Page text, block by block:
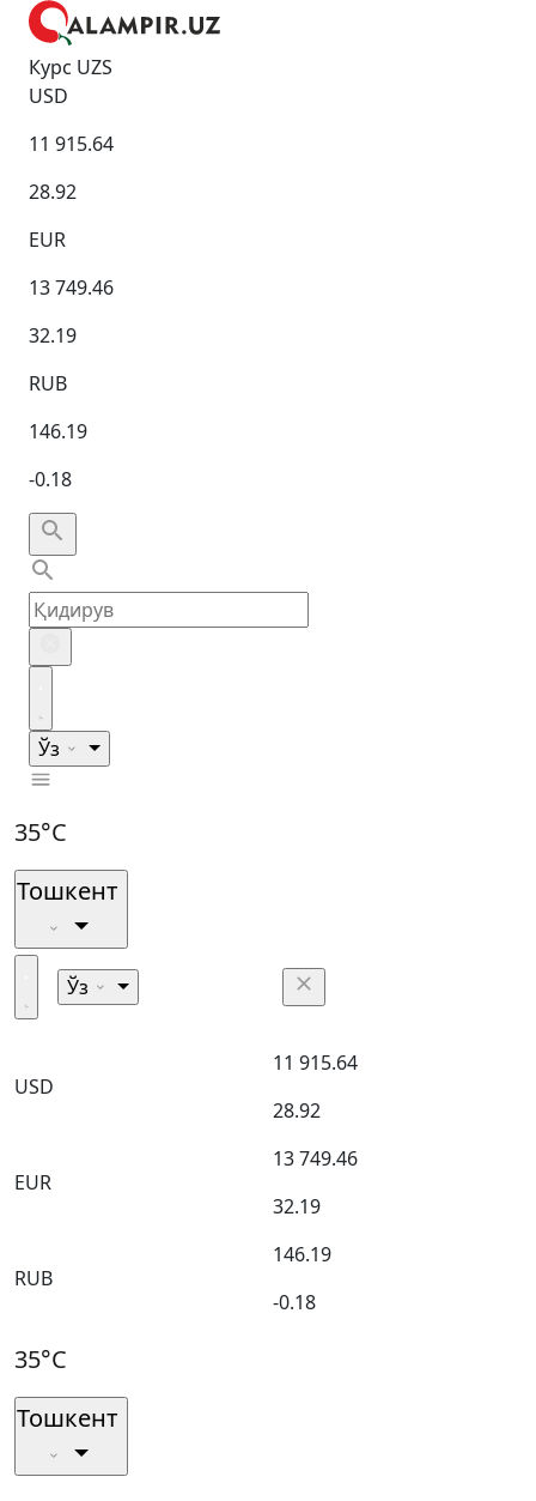
Курс UZS
USD
11 915.64
28.92
EUR
13 749.46
32.19
RUB
146.19
-0.18
Ўз
35°C
Тошкент
Ўз
USD
11 915.64
28.92
EUR
13 749.46
32.19
RUB
146.19
-0.18
35°C
Тошкент